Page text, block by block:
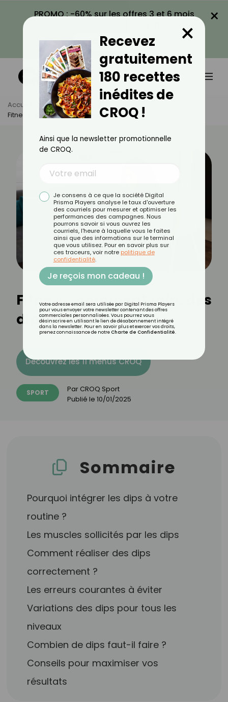
PROMO : -60% sur les offres 3 et 6 mois
VOIR LA PROMO
×
Accueil Actus
Sport
Fitness : Comment Faire Des Dips Correctement ?
Fitness : comment faire des
dips correctement ?
Découvrez les 11 menus CROQ
SPORT Par CROQ Sport
Publié le 10/01/2025
Sommaire
Pourquoi intégrer les dips à votre
routine ?
Les muscles sollicités par les dips
Comment réaliser des dips
correctement ?
Les erreurs courantes à éviter
Variations des dips pour tous les
niveaux
Combien de dips faut-il faire ?
Conseils pour maximiser vos
résultats
Recevez
gratuitement
180 recettes
inédites de
CROQ !
×
Ainsi que la newsletter promotionnelle
de CROQ.
Je consens à ce que la société Digital
Prisma Players analyse le taux d'ouverture
des courriels pour mesurer et optimiser les
performances des campagnes. Nous
pourrons savoir si vous ouvrez les
courriels, l'heure à laquelle vous le faites
ainsi que des informations sur le terminal
que vous utilisez. Pour en savoir plus sur
ces traceurs, voir notre politique de
confidentialité.
Je reçois mon cadeau !
Votre adresse email sera utilisée par Digital Prisma Players
pour vous envoyer votre newsletter contenant des offres
commerciales personnalisées. Vous pourrez vous
désinscrire en utilisant le lien de désabonnement intégré
dans la newsletter. Pour en savoir plus et exercer vos droits,
prenez connaissance de notre Charte de Confidentialité.